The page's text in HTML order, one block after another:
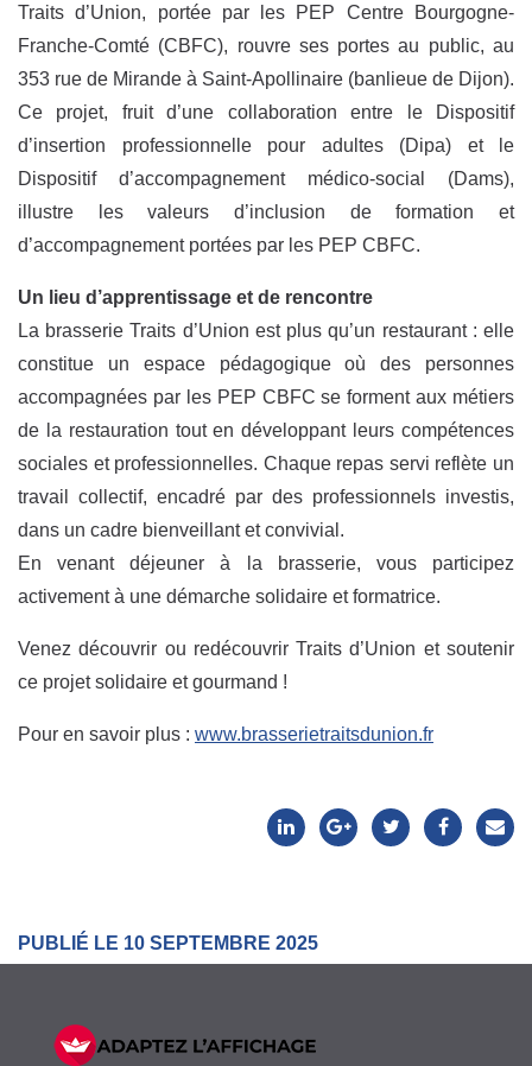
Traits d’Union, portée par les PEP Centre Bourgogne-
Franche-Comté (CBFC), rouvre ses portes au public, au
353 rue de Mirande à Saint-Apollinaire (banlieue de Dijon).
Ce projet, fruit d’une collaboration entre le Dispositif
d’insertion professionnelle pour adultes (Dipa) et le
Dispositif d’accompagnement médico-social (Dams),
illustre les valeurs d’inclusion de formation et
d’accompagnement portées par les PEP CBFC.
Un lieu d’apprentissage et de rencontre
La brasserie Traits d’Union est plus qu’un restaurant : elle
constitue un espace pédagogique où des personnes
accompagnées par les PEP CBFC se forment aux métiers
de la restauration tout en développant leurs compétences
sociales et professionnelles. Chaque repas servi reflète un
travail collectif, encadré par des professionnels investis,
dans un cadre bienveillant et convivial.
En venant déjeuner à la brasserie, vous participez
activement à une démarche solidaire et formatrice.
Venez découvrir ou redécouvrir Traits d’Union et soutenir
ce projet solidaire et gourmand !
Pour en savoir plus : www.brasserietraitsdunion.fr
PUBLIÉ LE 10 SEPTEMBRE 2025